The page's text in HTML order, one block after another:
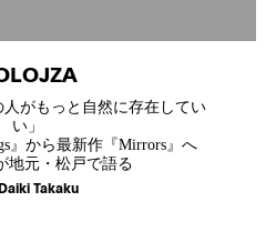
人がもっと自然に存在してい
い」
』から最新作『Mirrors』へ
地元・松戸で語る
Takaku